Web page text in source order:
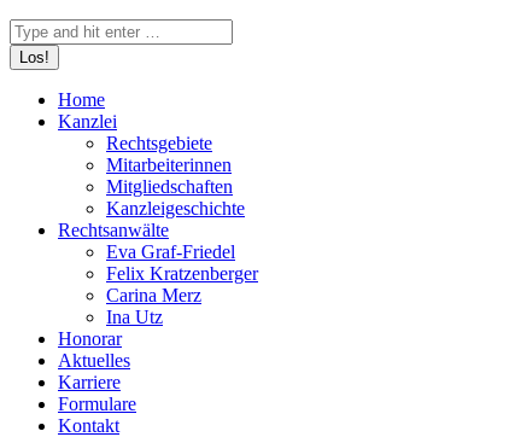
Search:
Home
Kanzlei
Rechtsgebiete
Mitarbeiterinnen
Mitgliedschaften
Kanzleigeschichte
Rechtsanwälte
Eva Graf-Friedel
Felix Kratzenberger
Carina Merz
Ina Utz
Honorar
Aktuelles
Karriere
Formulare
Kontakt